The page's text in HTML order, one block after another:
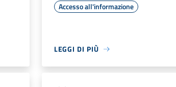
Accesso all'informazione
LEGGI DI PIÙ